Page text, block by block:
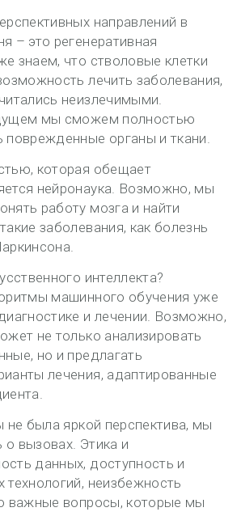
направлений в
– это регенеративная
знаем, что стволовые клетки
лечить заболевания,
неизлечимыми.
мы сможем полностью
поврежденные органы и ткани.
которая обещает
нейронаука. Возможно, мы
работу мозга и найти
заболевания, как болезнь
интеллекта?
машинного обучения уже
и лечении. Возможно,
не только анализировать
но и предлагать
лечения, адаптированные
не была яркой перспектива, мы
вызовах. Этика и
данных, доступность и
технологий, неизбежность
важные вопросы, которые мы